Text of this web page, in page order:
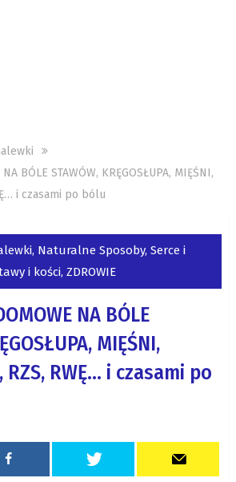
BÓLE STAWÓW, KRĘGOSŁUPA, MIĘŚNI,
i czasami po bólu
, Naturalne Sposoby, Serce i
i kości, ZDROWIE
NA BÓLE
MIĘŚNI,
RZS, RWĘ… i czasami po